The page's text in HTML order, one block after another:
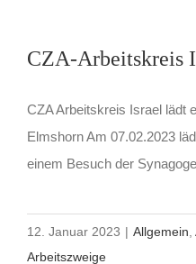
CZA-Arbeitskreis
CZA Arbeitskreis Israel lädt
Elmshorn Am 07.02.2023
einem Besuch der Synagoge
12. Januar 2023 | Allgemein
Arbeitszweige